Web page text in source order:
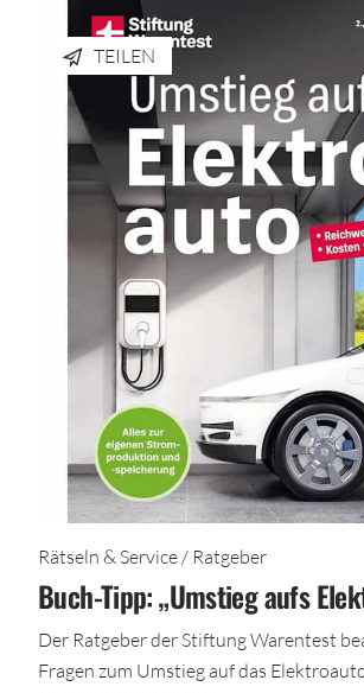
TEILEN
Rätseln & Service / Ratgeber
Buch-Tipp: „Umstieg aufs
Der Ratgeber der Stiftung Warentest
Fragen zum Umstieg auf das